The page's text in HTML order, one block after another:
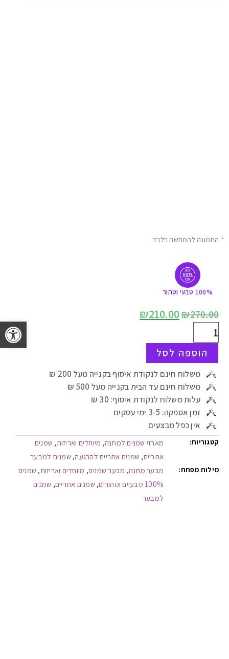
₪270.00
₪210.00
הוספה לסל
משלוח חינם לנקודת איסוף בקנייה מעל 200
₪
משלוח חינם עד הבית בקנייה מעל 500 ₪
עלות משלוח לנקודת איסוף: 30 ₪ ​
זמן אספקה: 3-5 ימי עסקים
אין כפל מבצעים
קטגוריות: מארזי שמנים למתנה, מיוחדים ואריזות, שמנים
אתריים, שמנים אתריים להרגעה, שמנים למבער
מילות מפתח: מבער מתנה, מבער שמנים, מיוחדים ואריזות, שמנים
100% טבעיים וטהורים
, שמנים אתריים, שמנים
למבער
* התמונה להמחשה בלבד
100% טבעי וטהור